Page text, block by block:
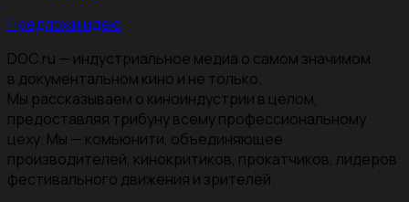
Предложи идею
DOC.ru — индустриальное медиа о самом значимом
в документальном кино и не только.
Мы рассказываем о киноиндустрии в целом,
предоставляя трибуну всему профессиональному
цеху. Мы — комьюнити, объединяющее
производителей, кинокритиков, прокатчиков, лидеров
фестивального движения и зрителей.